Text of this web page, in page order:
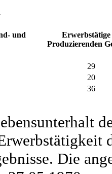
und
Erwerbstätige
Produzierenden
29
20
36
Die